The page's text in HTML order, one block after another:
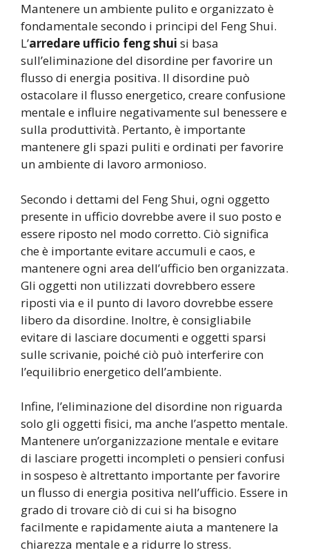
Mantenere un ambiente pulito e organizzato è
fondamentale secondo i principi del Feng Shui.
L’arredare ufficio feng shui si basa
sull’eliminazione del disordine per favorire un
flusso di energia positiva. Il disordine può
ostacolare il flusso energetico, creare confusione
mentale e influire negativamente sul benessere e
sulla produttività. Pertanto, è importante
mantenere gli spazi puliti e ordinati per favorire
un ambiente di lavoro armonioso.
Secondo i dettami del Feng Shui, ogni oggetto
presente in ufficio dovrebbe avere il suo posto e
essere riposto nel modo corretto. Ciò significa
che è importante evitare accumuli e caos, e
mantenere ogni area dell’ufficio ben organizzata.
Gli oggetti non utilizzati dovrebbero essere
riposti via e il punto di lavoro dovrebbe essere
libero da disordine. Inoltre, è consigliabile
evitare di lasciare documenti e oggetti sparsi
sulle scrivanie, poiché ciò può interferire con
l’equilibrio energetico dell’ambiente.
Infine, l’eliminazione del disordine non riguarda
solo gli oggetti fisici, ma anche l’aspetto mentale.
Mantenere un’organizzazione mentale e evitare
di lasciare progetti incompleti o pensieri confusi
in sospeso è altrettanto importante per favorire
un flusso di energia positiva nell’ufficio. Essere in
grado di trovare ciò di cui si ha bisogno
facilmente e rapidamente aiuta a mantenere la
chiarezza mentale e a ridurre lo stress.